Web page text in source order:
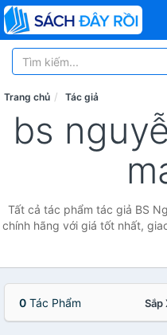
Trang chủ Tác giả
bs
Tất cả tác phẩm tác giả BS
chính hãng với giá tốt nhất,
0 Tác Phẩm Sắp